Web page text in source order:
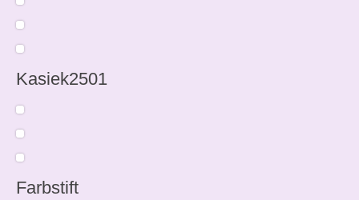
Kasiek2501
Farbstift